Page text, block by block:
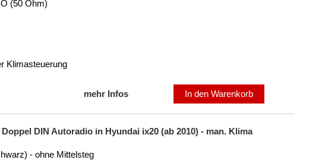
(50 Ohm)
Klimasteuerung
mehr Infos In den Warenkorb
DIN Autoradio in Hyundai ix20 (ab 2010) - man. Klima
- ohne Mittelsteg